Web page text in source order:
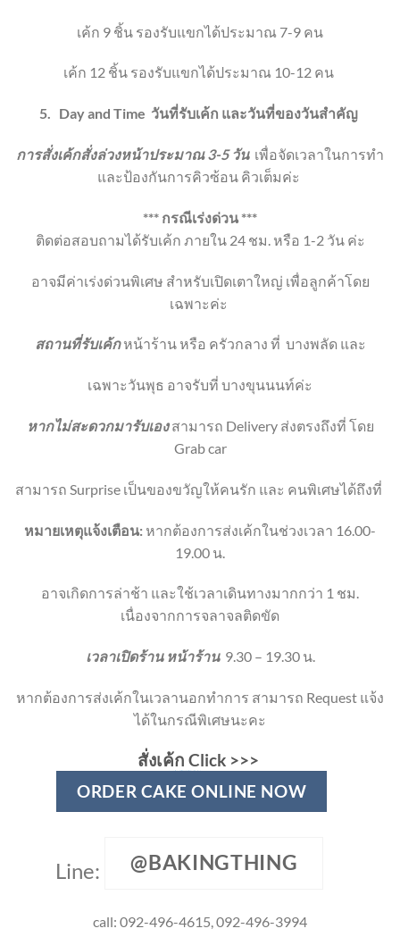
เค้ก 9 ชิ้น รองรับแขกได้ประมาณ 7-9 คน
เค้ก 12 ชิ้น รองรับแขกได้ประมาณ 10-12 คน
5. Day and Time วันที่รับเค้ก และวันที่ของวันสำคัญ
การสั่งเค้กสั่งล่วงหน้าประมาณ 3-5 วัน เพื่อจัดเวลาในการทำ
และป้องกันการคิวซ้อน คิวเต็มค่ะ
*** กรณีเร่งด่วน ***
ติดต่อสอบถามได้รับเค้ก ภายใน 24 ชม. หรือ 1-2 วัน ค่ะ
อาจมีค่าเร่งด่วนพิเศษ สำหรับเปิดเตาใหญ่ เพื่อลูกค้าโดย
เฉพาะค่ะ
สถานที่รับเค้กหน้าร้าน หรือ ครัวกลาง ที่ บางพลัด และ
เฉพาะวันพุธ อาจรับที่ บางขุนนนท์ค่ะ
หากไม่สะดวกมารับเองสามารถ Delivery ส่งตรงถึงที่ โดย
Grab car
สามารถ Surprise เป็นของขวัญให้คนรัก และ คนพิเศษได้ถึงที่
หมายเหตุแจ้งเตือน: หากต้องการส่งเค้กในช่วงเวลา 16.00-
19.00 น.
อาจเกิดการล่าช้า และใช้เวลาเดินทางมากกว่า 1 ชม.
เนื่องจากการจลาจลติดขัด
เวลาเปิดร้าน หน้าร้าน 9.30 – 19.30 น.
หากต้องการส่งเค้กในเวลานอกทำการ สามารถ Request แจ้ง
ได้ในกรณีพิเศษนะคะ
สั่งเค้ก Click >>>
ORDER CAKE ONLINE NOW
Line: @BAKINGTHING
call: 092-496-4615, 092-496-3994